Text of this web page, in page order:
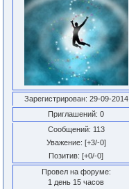
Зарегистрирован: 29-09-2014
Приглашений: 0
Сообщений: 113
Уважение: [+3/-0]
Позитив: [+0/-0]
Провел на форуме:
1 день 15 часов